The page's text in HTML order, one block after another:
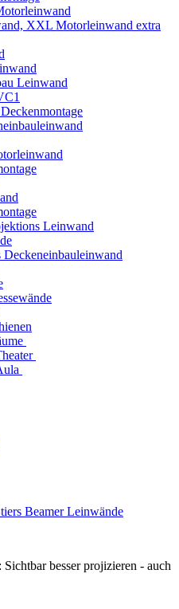
XXL Motorleinwand extra
Leinwand
Leinwand